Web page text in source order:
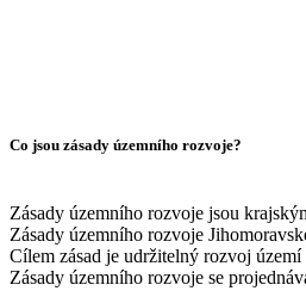
Co jsou zásady územního rozvoje?
Zásady územního rozvoje jsou
Zásady územního rozvoje
Cílem zásad je udržitelný rozvoj
Zásady územního rozvoje se